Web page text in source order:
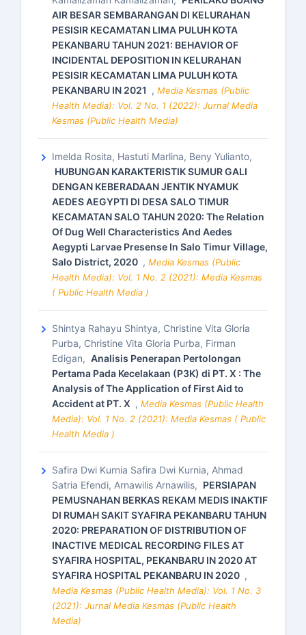
AIR BESAR SEMBARANGAN DI KELURAHAN
PESISIR KECAMATAN LIMA PULUH KOTA
PEKANBARU TAHUN 2021: BEHAVIOR OF
INCIDENTAL DEPOSITION IN KELURAHAN
PESISIR KECAMATAN LIMA PULUH KOTA
PEKANBARU IN 2021 , Media Kesmas (Public
Health Media): Vol. 2 No. 1 (2022): Jurnal Media
Kesmas (Public Health Media)
Imelda Rosita, Hastuti Marlina, Beny Yulianto,
HUBUNGAN KARAKTERISTIK SUMUR GALI
DENGAN KEBERADAAN JENTIK NYAMUK
AEDES AEGYPTI DI DESA SALO TIMUR
KECAMATAN SALO TAHUN 2020: The Relation
Of Dug Well Characteristics And Aedes
Aegypti Larvae Presense In Salo Timur Village,
Salo District, 2020 , Media Kesmas (Public
Health Media): Vol. 1 No. 2 (2021): Media Kesmas
( Public Health Media )
Shintya Rahayu Shintya, Christine Vita Gloria
Purba, Christine Vita Gloria Purba, Firman
Edigan, Analisis Penerapan Pertolongan
Pertama Pada Kecelakaan (P3K) di PT. X : The
Analysis of The Application of First Aid to
Accident at PT. X , Media Kesmas (Public Health
Media): Vol. 1 No. 2 (2021): Media Kesmas ( Public
Health Media )
Safira Dwi Kurnia Safira Dwi Kurnia, Ahmad
Satria Efendi, Arnawilis Arnawilis, PERSIAPAN
PEMUSNAHAN BERKAS REKAM MEDIS INAKTIF
DI RUMAH SAKIT SYAFIRA PEKANBARU TAHUN
2020: PREPARATION OF DISTRIBUTION OF
INACTIVE MEDICAL RECORDING FILES AT
SYAFIRA HOSPITAL, PEKANBARU IN 2020 AT
SYAFIRA HOSPITAL PEKANBARU IN 2020 ,
Media Kesmas (Public Health Media): Vol. 1 No. 3
(2021): Jurnal Media Kesmas (Public Health
Media)